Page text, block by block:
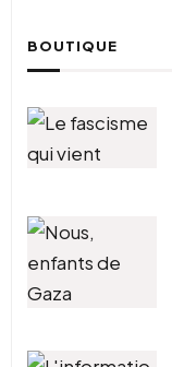
BOUTIQUE